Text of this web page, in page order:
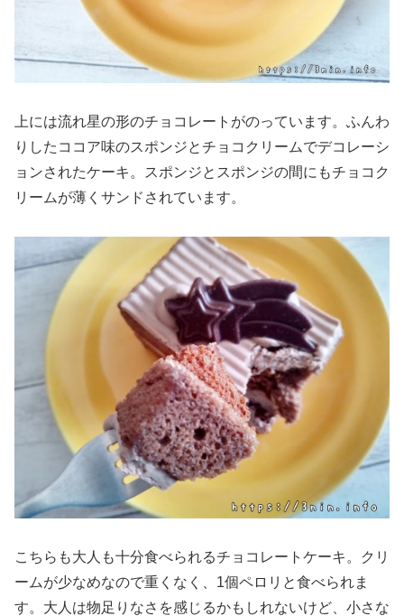
上には流れ星の形のチョコレートがのっています。ふんわ
りしたココア味のスポンジとチョコクリームでデコレーシ
ョンされたケーキ。スポンジとスポンジの間にもチョコク
リームが薄くサンドされています。
こちらも大人も十分食べられるチョコレートケーキ。クリ
ームが少なめなので重くなく、1個ペロリと食べられま
す。大人は物足りなさを感じるかもしれないけど、小さな